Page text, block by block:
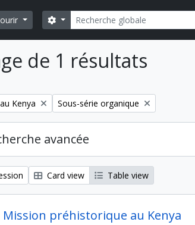
Rechercher
Search options
de 1 résultats
Kenya Remove filter:
Sous-série organique
avancée
Card view Table view
Mission préhistorique au Kenya